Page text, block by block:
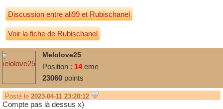
Discussion entreali99etRubischanel
Voir la fiche de Rubischanel
Melolove25
Position : 14eme
23060 points
Posté le 2023-04-11 23:28:12
Compte pas là dessus x)